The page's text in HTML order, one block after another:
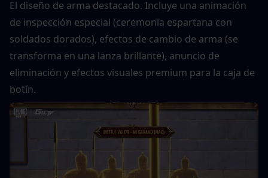
El diseño de arma destacado. Incluye una animación
de inspección especial (ceremonia espartana con
soldados dorados), efectos de cambio de arma (se
transforma en una lanza brillante), anuncio de
eliminación y efectos visuales premium para la caja de
botín.